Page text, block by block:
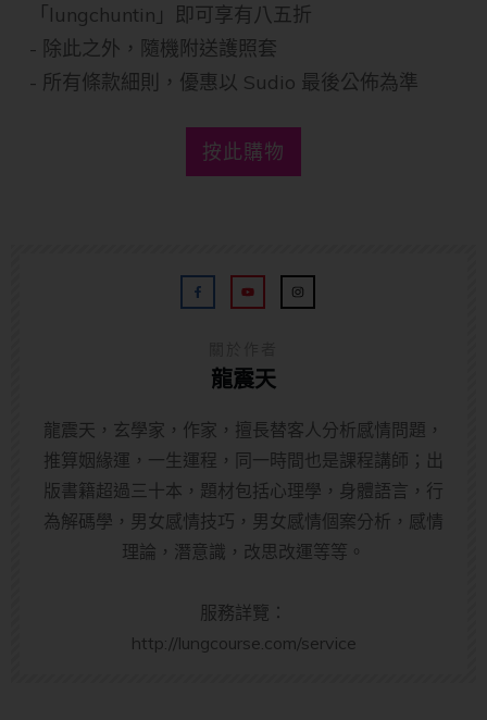
「lungchuntin」即可享有八五折
- 除此之外，隨機附送護照套
- 所有條款細則，優惠以 Sudio 最後公佈為準
​按此購物
龍震天
龍震天，玄學家，作家，擅長替客人分析感情問題，
推算姻緣運，一生運程，同一時間也是課程講師；出
版書籍超過三十本，題材包括心理學，身體語言，行
為解碼學，男女感情技巧，男女感情個案分析，感情
理論，潛意識，改思改運等等。
服務詳覽：
http://lungcourse.com/service